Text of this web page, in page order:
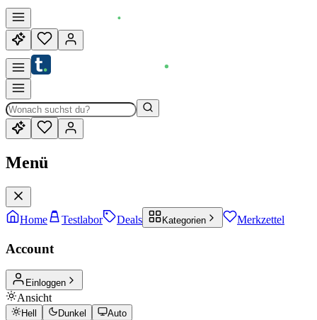
Menü
Home Testlabor Deals Kategorien Merkzettel
Account
Einloggen
Ansicht
Hell Dunkel Auto